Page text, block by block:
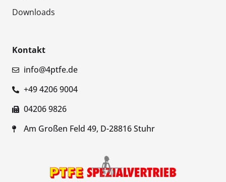
Downloads
Kontakt
info@4ptfe.de
+49 4206 9004
04206 9826
Am Großen Feld 49, D-28816 Stuhr